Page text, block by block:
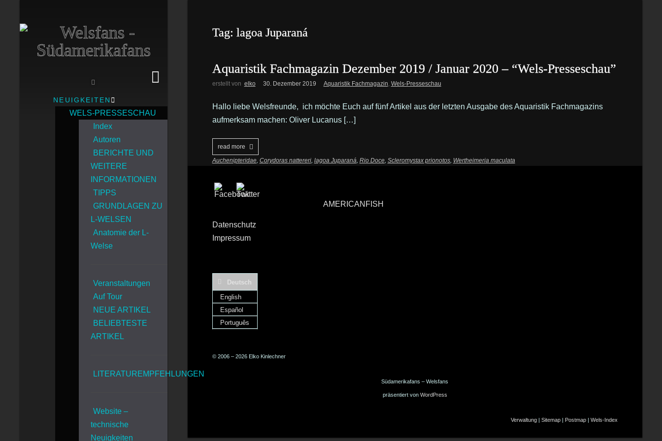
NEUIGKEITEN
WELS-PRESSESCHAU
Index
Autoren
BERICHTE UND
WEITERE
INFORMATIONEN
TIPPS
GRUNDLAGEN ZU
L-WELSEN
Anatomie der L-
Welse
Veranstaltungen
Auf Tour
NEUE ARTIKEL
BELIEBTESTE
ARTIKEL
LITERATUREMPFEHLUNGEN
Website –
technische
Neuigkeiten
Tag: lagoa Juparaná
Aquaristik Fachmagazin Dezember 2019 / Januar 2020 – “Wels-Presseschau”
erstellt von elko 30. Dezember 2019 Aquaristik Fachmagazin, Wels-Presseschau
Hallo liebe Welsfreunde, ich möchte Euch auf fünf Artikel aus der letzten Ausgabe des Aquaristik Fachmagazins
aufmerksam machen: Oliver Lucanus […]
read more
Auchenipteridae, Corydoras nattereri, lagoa Juparaná, Rio Doce, Scleromystax prionotos, Wertheimeria maculata
AMERICANFISH
Datenschutz
Impressum
Deutsch
English
Español
Português
© 2006 – 2026 Elko Kinlechner
Südamerikafans – Welsfans
präsentiert von WordPress
Verwaltung| Sitemap| Postmap| Wels-Index